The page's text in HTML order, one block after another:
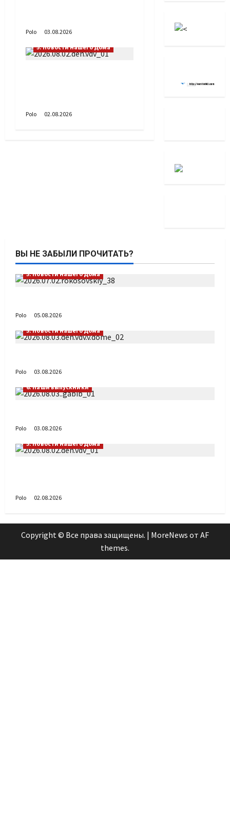
Polo
03.08.2026
5. Новости нашего Дома
Polo 02.08.2026
ВЫ НЕ ЗАБЫЛИ ПРОЧИТАТЬ?
5. Новости нашего Дома
Polo
05.08.2026
5. Новости нашего Дома
Polo
03.08.2026
6. Наши выпускники
Polo
03.08.2026
5. Новости нашего Дома
Polo 02.08.2026
Copyright © Все права защищены. | MoreNews от AF
themes.